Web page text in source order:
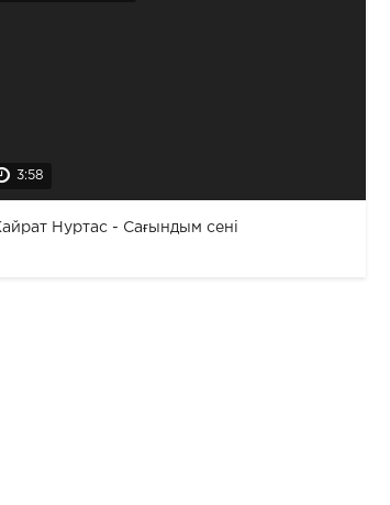
3:58
Нуртас - Сағындым сені